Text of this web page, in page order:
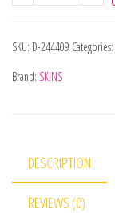
SKU: D-244409 Categories:
Brand: SKINS
DESCRIPTION
REVIEWS (0)